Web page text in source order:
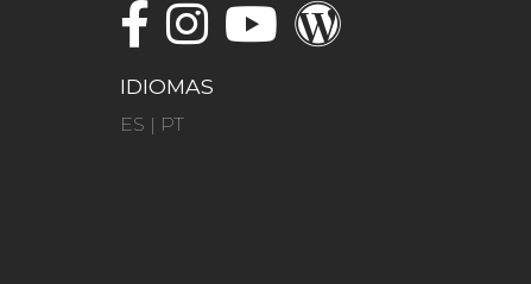
IDIOMAS
ES | PT